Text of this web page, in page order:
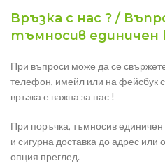
Връзка с нас ? /
тъмносив единичен
При въпроси може да се
телефон, имейл или на фейсбук
връзка е важна за нас !
При поръчка, тъмносив единичен
и сигурна доставка до адрес
опция преглед.